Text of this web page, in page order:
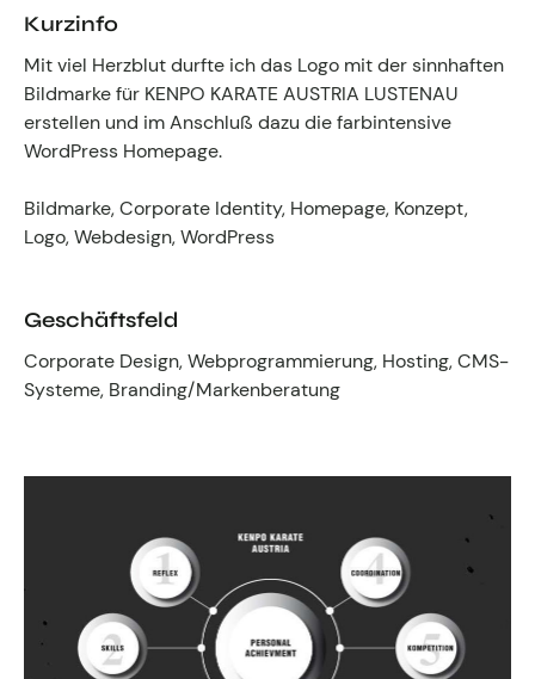
Anmeldung
Kreativpreis 2025
Aktuelles
Events
Kurzinfo
Mit viel Herzblut durfte ich das Logo mit der sinnhaften
Bildmarke für KENPO KARATE AUSTRIA LUSTENAU
erstellen und im Anschluß dazu die farbintensive
WordPress Homepage.
Bildmarke, Corporate Identity, Homepage, Konzept,
Logo, Webdesign, WordPress
Geschäftsfeld
Corporate Design, Webprogrammierung, Hosting, CMS-
Systeme, Branding/Markenberatung